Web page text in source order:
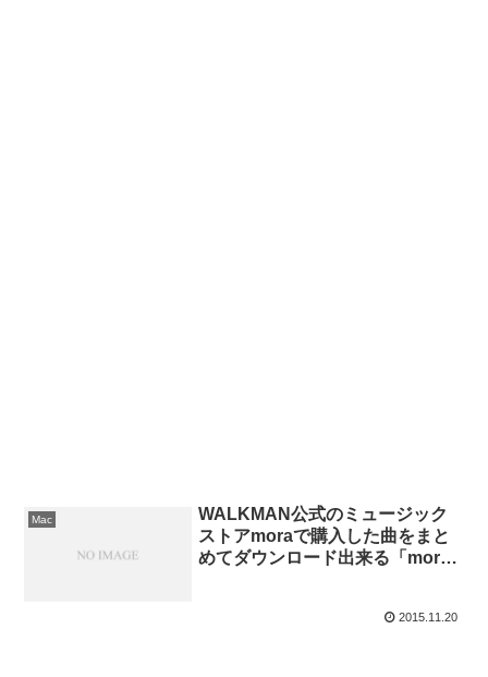
Mac
WALKMAN公式のミュージック
ストアmoraで購入した曲をまと
めてダウンロード出来る「mora
2015.11.20